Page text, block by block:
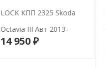
LOCK КПП 2325 Skoda
Octavia III Авт 2013-
14 950 ₽В корзину